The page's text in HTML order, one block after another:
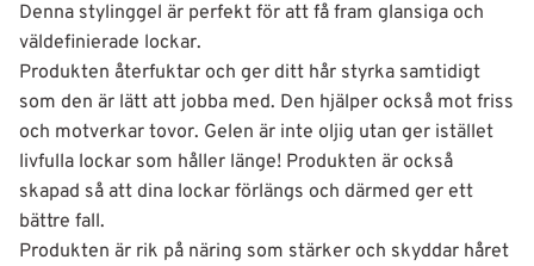
Denna stylinggel är perfekt för att få fram glansiga och
väldefinierade lockar.
Produkten återfuktar och ger ditt hår styrka samtidigt
som den är lätt att jobba med. Den hjälper också mot friss
och motverkar tovor. Gelen är inte oljig utan ger istället
livfulla lockar som håller länge! Produkten är också
skapad så att dina lockar förlängs och därmed ger ett
bättre fall.
Produkten är rik på näring som stärker och skyddar håret